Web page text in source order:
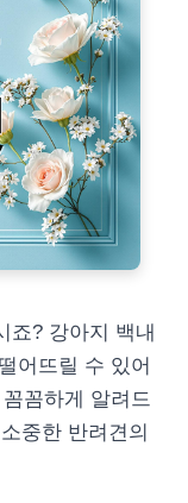
죠? 강아지 백내
어뜨릴 수 있어
꼼하게 알려드
중한 반려견의